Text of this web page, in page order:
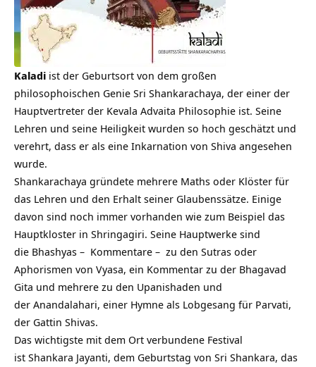
Kaladi ist der Geburtsort von dem großen
philosophoischen Genie Sri Shankarachaya, der einer der
Hauptvertreter der Kevala Advaita Philosophie ist. Seine
Lehren und seine Heiligkeit wurden so hoch geschätzt und
verehrt, dass er als eine Inkarnation von Shiva angesehen
wurde.
Shankarachaya gründete mehrere Maths oder Klöster für
das Lehren und den Erhalt seiner Glaubenssätze. Einige
davon sind noch immer vorhanden wie zum Beispiel das
Hauptkloster in Shringagiri. Seine Hauptwerke sind
die Bhashyas – Kommentare – zu den Sutras oder
Aphorismen von Vyasa, ein Kommentar zu der Bhagavad
Gita und mehrere zu den Upanishaden und
der Anandalahari, einer Hymne als Lobgesang für Parvati,
der Gattin Shivas.
Das wichtigste mit dem Ort verbundene Festival
ist Shankara Jayanti, dem Geburtstag von Sri Shankara, das